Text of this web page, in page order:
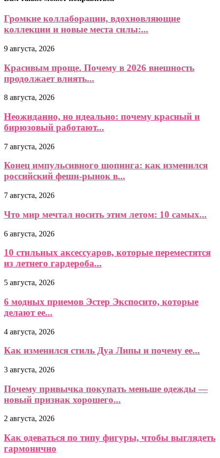
Громкие коллаборации, вдохновляющие
коллекции и новые места силы:...
9 августа, 2026
Красивым проще. Почему в 2026 внешность
продолжает влиять...
8 августа, 2026
Неожиданно, но идеально: почему красный и
бирюзовый работают...
7 августа, 2026
Конец импульсивного шопинга: как изменился
российский фешн-рынок в...
7 августа, 2026
Что мир мечтал носить этим летом: 10 самых...
6 августа, 2026
10 стильных аксессуаров, которые переместятся
из летнего гардероба...
5 августа, 2026
6 модных приемов Эстер Экспосито, которые
делают ее...
4 августа, 2026
Как изменился стиль Дуа Липы и почему ее...
3 августа, 2026
Почему привычка покупать меньше одежды —
новый признак хорошего...
2 августа, 2026
Как одеваться по типу фигуры, чтобы выглядеть
гармонично